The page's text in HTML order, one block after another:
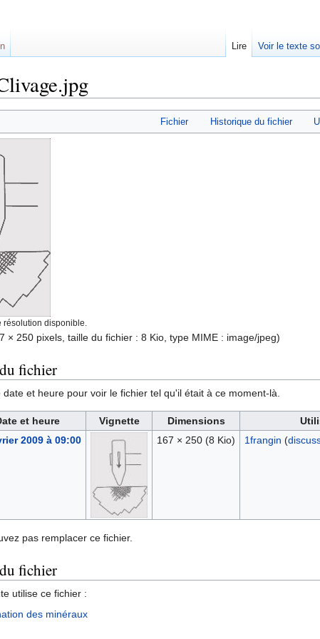
Fichier Historique du fichier
résolution disponible.
× 250 pixels, taille du fichier : 8 Kio, type MIME : image/jpeg)
fichier
et heure pour voir le fichier tel qu'il était à ce moment-là.
et heure Vignette Dimensions
2009 à 09:00 167 × 250 (8 Kio) 1frangin (
pas remplacer ce fichier.
fichier
utilise ce fichier :
des minéraux
Lire Voir le texte